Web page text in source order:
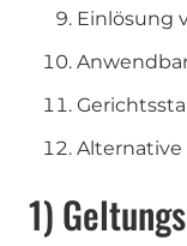
Einlösung
1)